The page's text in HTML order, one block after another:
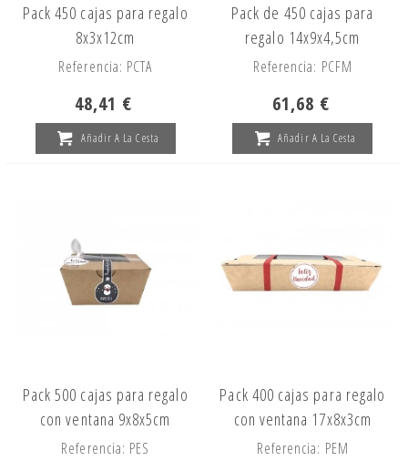
Pack 450 cajas para regalo
8x3x12cm
Referencia: PCTA
48,41 €
Añadir A La Cesta
Pack de 450 cajas para
regalo 14x9x4,5cm
Referencia: PCFM
61,68 €
Añadir A La Cesta
Pack 500 cajas para regalo
con ventana 9x8x5cm
Referencia: PES
Pack 400 cajas para regalo
con ventana 17x8x3cm
Referencia: PEM